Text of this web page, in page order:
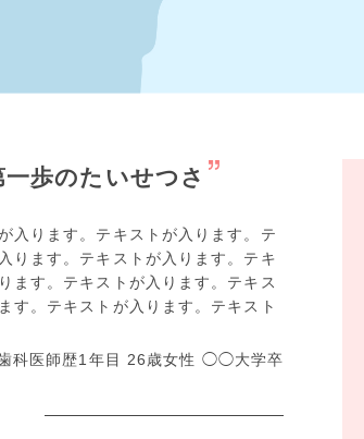
歩のたいせつさ
入ります。テキストが入ります。テ
ります。テキストが入ります。テキ
ます。テキストが入ります。テキス
す。テキストが入ります。テキスト
科医師歴1年目 26歳女性 ◯◯大学卒